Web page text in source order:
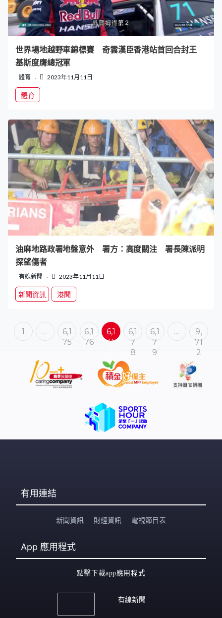
世界場地越野車錦標賽 奇雲漢臣香港站首回合封王
基斯度膺總冠軍
體育 2023年11月11日
體育
油麻地路政署地盤意外 署方：高度關注 署長陳派明
探望傷者
有線新聞 2023年11月11日
新聞資訊 港聞
1 …
6,1
75
6,1
76
6,1
7
6,1
7
8
6,1
7
9
…
9,
71
2
有用連結
新聞資訊 財經資訊 電視節目表
App 應用程式
點擊下載app應用程式
有線新聞